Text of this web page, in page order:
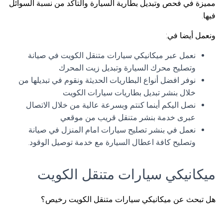
مميزة في فحص وتبديل بطارية السيارة والتأكد من نسبة السوائل
فيها.
ونعمل أيضا في:
نعمل عبر ميكانيكي سيارات متنقل الكويت في صيانة
وتصليح محرك السيارة وتبديل زيت المحرك
نوفر افضل أنواع البطاريات الحديثة ونقوم في تبديلها من
خلال بنشر تبديل بطاريات سيارات الكويت
نصل اليكم أينما كنتم وبسرعة عالية من خلال الاتصال
عبرى خدمة بنشر متنقل قريب من موقعي
نعمل في بنشر تصليح سيارات امام المنزل في صيانة
وتصليح كافة اعطال السيارة مع خدمة توصيل الوقود.
ميكانيكي سيارات متنقل الكويت
هل تبحث عن ميكانيكي سيارات متنقل الكويت رخيص؟